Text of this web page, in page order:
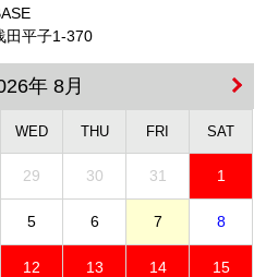
田平子1-370
年 8月
WED THU FRI SAT
29 30 31 1
5 6 7 8
12 13 14 15